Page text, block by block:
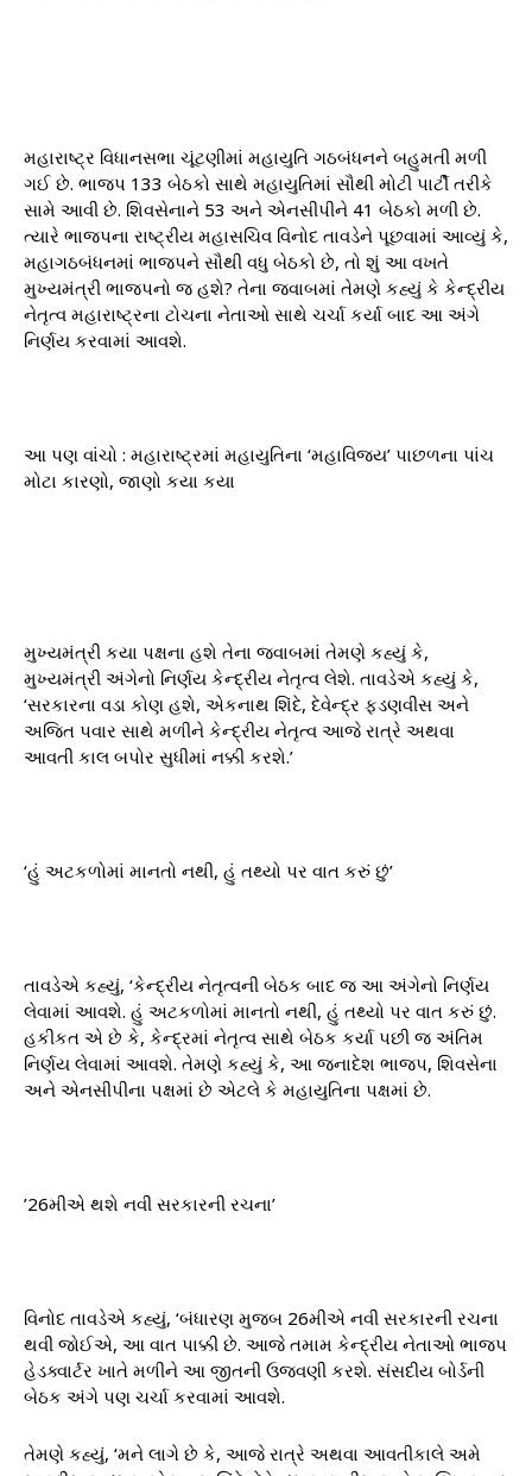
મહારાષ્ટ્ર વિધાનસભા ચૂંટણીમાં મહાયુતિ ગઠબંધનને બહુમતી મળી
ગઈ છે. ભાજપ 133 બેઠકો સાથે મહાયુતિમાં સૌથી મોટી પાર્ટી તરીકે
સામે આવી છે. શિવસેનાને 53 અને એનસીપીને 41 બેઠકો મળી છે.
ત્યારે ભાજપના રાષ્ટ્રીય મહાસચિવ વિનોદ તાવડેને પૂછવામાં આવ્યું કે,
મહાગઠબંધનમાં ભાજપને સૌથી વધુ બેઠકો છે, તો શું આ વખતે
મુખ્યમંત્રી ભાજપનો જ હશે? તેના જવાબમાં તેમણે કહ્યું કે કેન્દ્રીય
નેતૃત્વ મહારાષ્ટ્રના ટોચના નેતાઓ સાથે ચર્ચા કર્યા બાદ આ અંગે
નિર્ણય કરવામાં આવશે.
આ પણ વાંચો : મહારાષ્ટ્રમાં મહાયુતિના ‘મહાવિજય’ પાછળના પાંચ
મોટા કારણો, જાણો કયા કયા
મુખ્યમંત્રી કયા પક્ષના હશે તેના જવાબમાં તેમણે કહ્યું કે,
મુખ્યમંત્રી અંગેનો નિર્ણય કેન્દ્રીય નેતૃત્વ લેશે. તાવડેએ કહ્યું કે,
‘સરકારના વડા કોણ હશે, એકનાથ શિંદે, દેવેન્દ્ર ફડણવીસ અને
અજિત પવાર સાથે મળીને કેન્દ્રીય નેતૃત્વ આજે રાત્રે અથવા
આવતી કાલ બપોર સુધીમાં નક્કી કરશે.’
‘હું અટકળોમાં માનતો નથી, હું તથ્યો પર વાત કરું છું’
તાવડેએ કહ્યું, ‘કેન્દ્રીય નેતૃત્વની બેઠક બાદ જ આ અંગેનો નિર્ણય
લેવામાં આવશે. હું અટકળોમાં માનતો નથી, હું તથ્યો પર વાત કરું છું.
હકીકત એ છે કે, કેન્દ્રમાં નેતૃત્વ સાથે બેઠક કર્યા પછી જ અંતિમ
નિર્ણય લેવામાં આવશે. તેમણે કહ્યું કે, આ જનાદેશ ભાજપ, શિવસેના
અને એનસીપીના પક્ષમાં છે એટલે કે મહાયુતિના પક્ષમાં છે.
’26મીએ થશે નવી સરકારની રચના’
વિનોદ તાવડેએ કહ્યું, ‘બંધારણ મુજબ 26મીએ નવી સરકારની રચના
થવી જોઈએ, આ વાત પાક્કી છે. આજે તમામ કેન્દ્રીય નેતાઓ ભાજપ
હેડક્વાર્ટર ખાતે મળીને આ જીતની ઉજવણી કરશે. સંસદીય બોર્ડની
બેઠક અંગે પણ ચર્ચા કરવામાં આવશે.
તેમણે કહ્યું, ‘મને લાગે છે કે, આજે રાત્રે અથવા આવતીકાલે અમે